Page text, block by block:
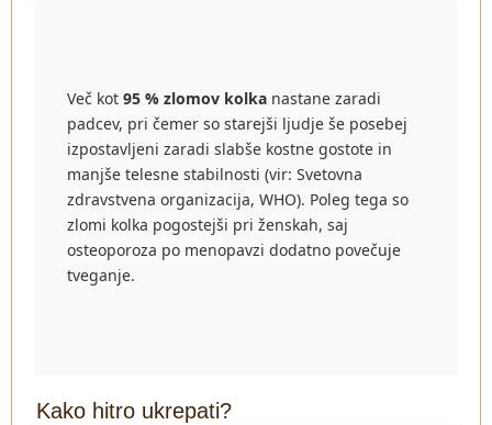
Več kot 95 % zlomov kolka nastane zaradi
padcev, pri čemer so starejši ljudje še posebej
izpostavljeni zaradi slabše kostne gostote in
manjše telesne stabilnosti (vir: Svetovna
zdravstvena organizacija, WHO). Poleg tega so
zlomi kolka pogostejši pri ženskah, saj
osteoporoza po menopavzi dodatno povečuje
tveganje.
Kako hitro ukrepati?